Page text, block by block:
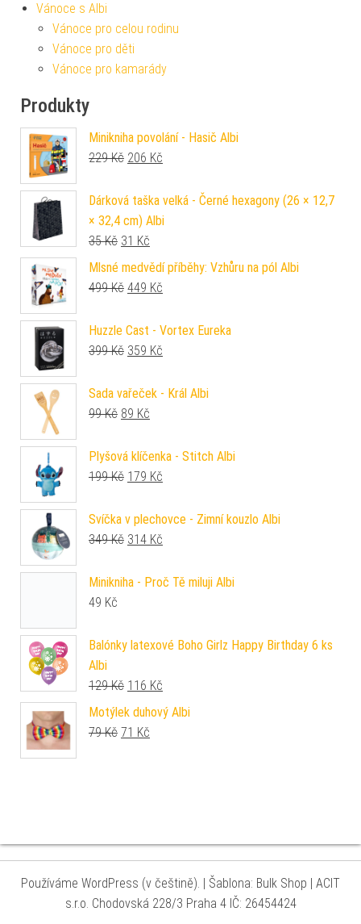
Vánoce s Albi
Vánoce pro celou rodinu
Vánoce pro děti
Vánoce pro kamarády
Produkty
Minikniha povolání - Hasič Albi
229Kč Původní cena byla: 229 Kč.
206 Kč
Dárková taška velká - Černé hexagony (26 × 12,7
× 32,4 cm) Albi
35Kč Původní cena byla: 35 Kč.
31 Kč
Mlsné medvědí příběhy: Vzhůru na pól Albi
499Kč Původní cena byla: 499 Kč.
449 Kč
Huzzle Cast - Vortex Eureka
399Kč Původní cena byla: 399 Kč.
359 Kč
Sada vařeček - Král Albi
99Kč Původní cena byla: 99 Kč.
89 Kč
Plyšová klíčenka - Stitch Albi
199Kč Původní cena byla: 199 Kč.
179 Kč
Svíčka v plechovce - Zimní kouzlo Albi
349Kč Původní cena byla: 349 Kč.
314 Kč
Minikniha - Proč Tě miluji Albi
49 Kč
Balónky latexové Boho Girlz Happy Birthday 6 ks
Albi
129Kč Původní cena byla: 129 Kč.
116 Kč
Motýlek duhový Albi
79Kč Původní cena byla: 79 Kč.
71 Kč
Používáme WordPress (v češtině). Šablona: Bulk Shop
| ACIT
s.r.o. Chodovská 228/3 Praha 4 IČ: 26454424